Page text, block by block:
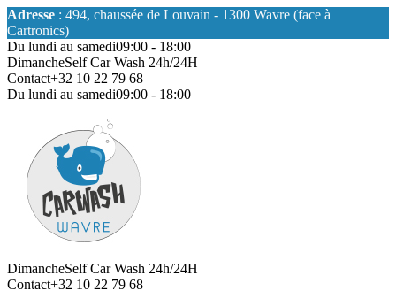
Adresse : 494, chaussée de Louvain - 1300 Wavre (face à
Cartronics)
Du lundi au samedi09:00 - 18:00
DimancheSelf Car Wash 24h/24H
Contact+32 10 22 79 68
Du lundi au samedi09:00 - 18:00
DimancheSelf Car Wash 24h/24H
Contact+32 10 22 79 68